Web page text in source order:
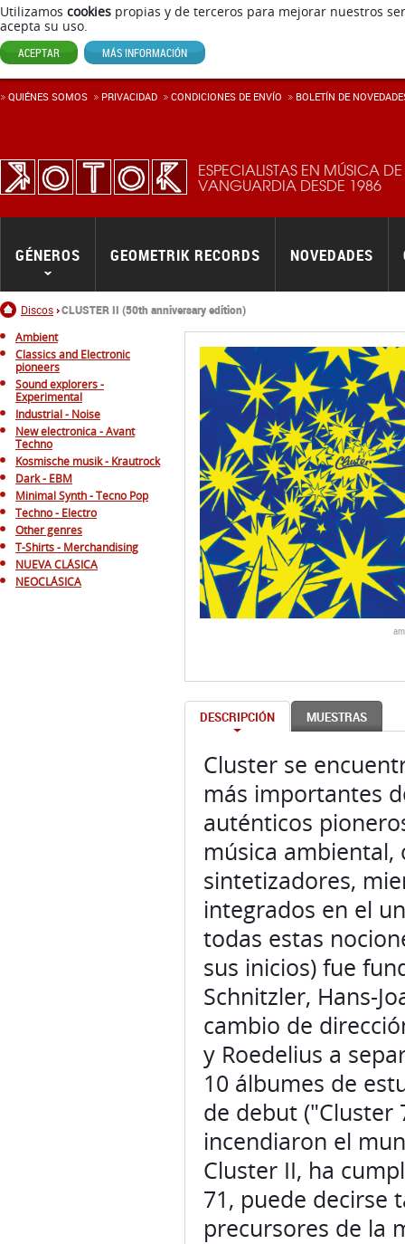
Utilizamos cookies propias y de terceros para mejorar nuestros
acepta su uso.
ACEPTAR MÁS INFORMACIÓN
ESPECIALISTAS EN MÚSICA DE
VANGUARDIA DESDE 1986
Inicio
Discos CLUSTER II (50th anniversary edition)
GÉNEROS GEOMETRIK RECORDS NOVEDADES
QUIÉNES SOMOS PRIVACIDAD CONDICIONES DE ENVÍ­O BOLETÍN DE
Ambient
Classics and Electronic
pioneers
Sound explorers -
Experimental
Industrial - Noise
New electronica - Avant
Techno
Kosmische musik - Krautrock
Dark - EBM
Minimal Synth - Tecno Pop
Techno - Electro
Other genres
T-Shirts - Merchandising
NUEVA CLÁSICA
NEOCLÁSICA
DESCRIPCIÓN MUESTRAS
Cluster se
más importantes
auténticos
música
sintetizadores,
integrados en el
todas estas
sus inicios) fue
Schnitzler, Hans-
cambio de
y Roedelius a
10 álbumes de
de debut ("Cluster
incendiaron el
Cluster II, ha
71, puede decirse
precursores de la